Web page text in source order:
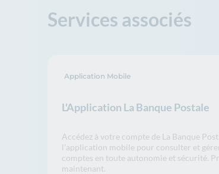
Services associés
L'Application La Banque Postale
Application Mobile
Accédez à votre compte de La Banque
l’application mobile pour consulter et
comptes en toute autonomie et sécurité.
maintenant.